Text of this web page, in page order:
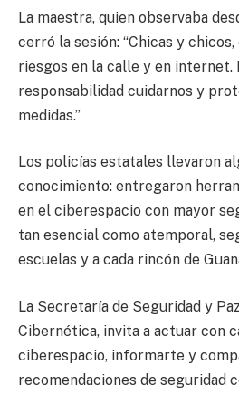
La maestra, quien observaba
cerró la sesión: “Chicas y
riesgos en la calle y en internet.
responsabilidad cuidarnos y
medidas.”
Los policías estatales llevaron
conocimiento: entregaron
en el ciberespacio con mayor
tan esencial como atemporal,
escuelas y a cada rincón de
La Secretaría de Seguridad y
Cibernética, invita a actuar con
ciberespacio, informarte y
recomendaciones de seguridad